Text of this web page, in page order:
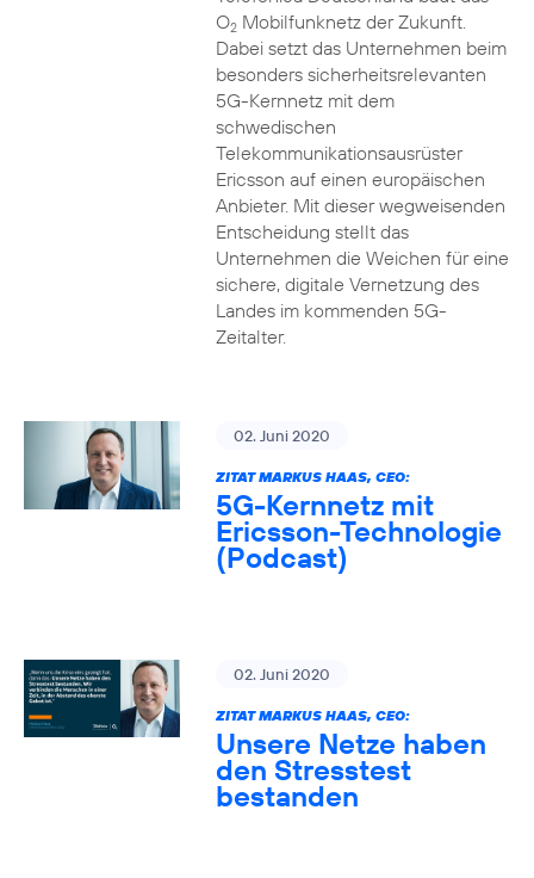
O2Mobilfunknetz der Zukunft.
Dabei setzt das Unternehmen beim
besonders sicherheitsrelevanten
5G-Kernnetz mit dem
schwedischen
Telekommunikationsausrüster
Ericsson auf einen europäischen
Anbieter. Mit dieser wegweisenden
Entscheidung stellt das
Unternehmen die Weichen für eine
sichere, digitale Vernetzung des
Landes im kommenden 5G-
Zeitalter.
02. Juni 2020
ZITAT MARKUS HAAS, CEO:
5G-Kernnetz mit
Ericsson-Technologie
(Podcast)
02. Juni 2020
ZITAT MARKUS HAAS, CEO:
Unsere Netze haben
den Stresstest
bestanden